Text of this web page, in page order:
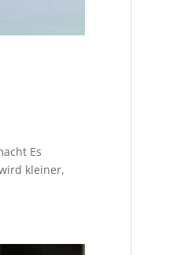
Es
kleiner,